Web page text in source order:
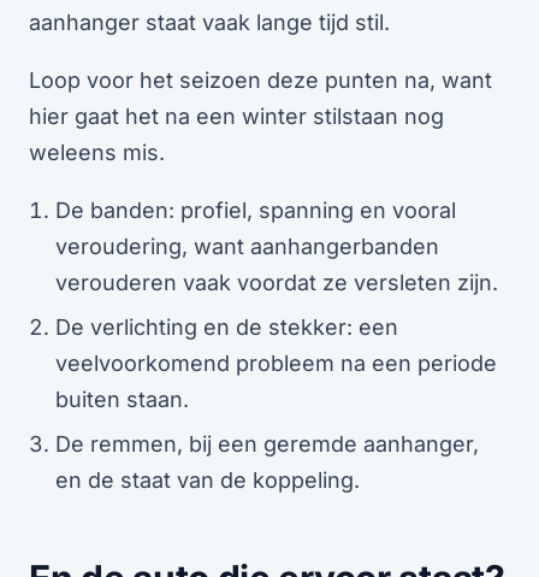
aanhanger staat vaak lange tijd stil.
Loop voor het seizoen deze punten na, want
hier gaat het na een winter stilstaan nog
weleens mis.
De banden: profiel, spanning en vooral
veroudering, want aanhangerbanden
verouderen vaak voordat ze versleten zijn.
De verlichting en de stekker: een
veelvoorkomend probleem na een periode
buiten staan.
De remmen, bij een geremde aanhanger,
en de staat van de koppeling.